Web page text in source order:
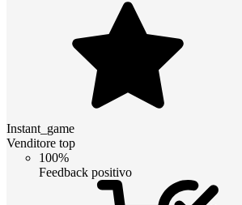
Instant_game
Venditore top
100%
Feedback positivo